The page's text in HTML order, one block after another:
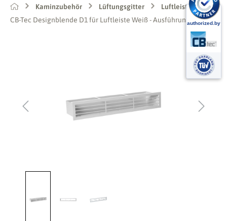
Kaminzubehör Lüftungsgitter
Luftleisten
CB-Tec Designblende D1 für Luftleiste Weiß - Ausführung: 60 cm